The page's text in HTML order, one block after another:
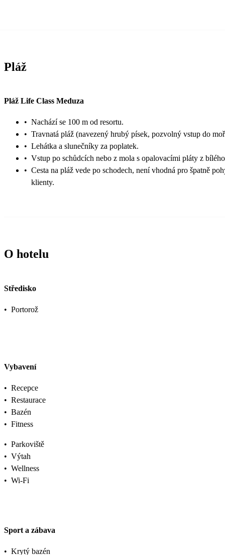
Pláž
Pláž Life Class Meduza
• Nachází se 100 m od resortu.
• Travnatá pláž (navezený hrubý písek, pozvolný vstup do
• Lehátka a slunečníky za poplatek.
• Vstup po schůdcích nebo z mola s opalovacími pláty z
• Cesta na pláž vede po schodech, není vhodná pro špatně
klienty.
O hotelu
Středisko
• Portorož
Vybavení
• Recepce
• Restaurace
• Bazén
• Fitness
• Parkoviště
• Výtah
• Wellness
• Wi-Fi
Sport a zábava
• Krytý bazén